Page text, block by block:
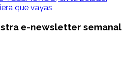
que vayas
e-newsletter semanal